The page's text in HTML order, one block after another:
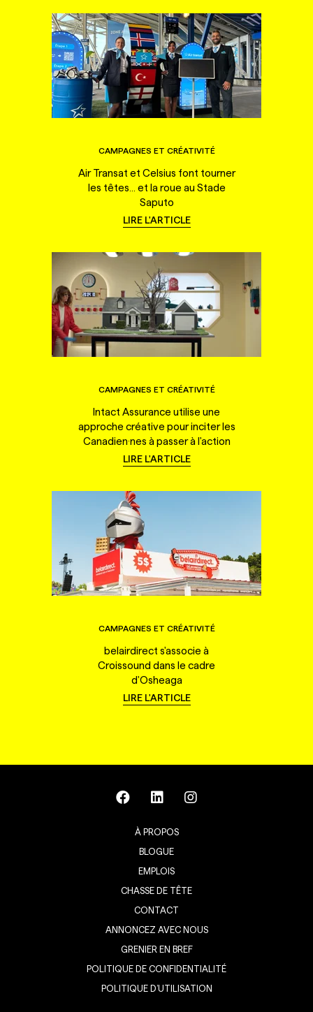
CAMPAGNES ET CRÉATIVITÉ
Air Transat et Celsius font tourner
les têtes... et la roue au Stade
Saputo
LIRE L'ARTICLE
CAMPAGNES ET CRÉATIVITÉ
Intact Assurance utilise une
approche créative pour inciter les
Canadien·nes à passer à l'action
LIRE L'ARTICLE
CAMPAGNES ET CRÉATIVITÉ
belairdirect s'associe à
Croissound dans le cadre
d'Osheaga
LIRE L'ARTICLE
À PROPOS
BLOGUE
EMPLOIS
CHASSE DE TÊTE
CONTACT
ANNONCEZ AVEC NOUS
GRENIER EN BREF
POLITIQUE DE CONFIDENTIALITÉ
POLITIQUE D’UTILISATION